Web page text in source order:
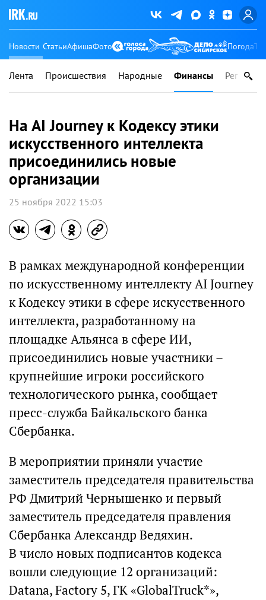
Новости СтатьиАфишаФото Погода
Лента Происшествия Народные Финансы Регионы
На AI Journey к Кодексу этики
искусственного интеллекта
присоединились новые
организации
25 ноября 2022 15:03
В рамках международной конференции
по искусственному интеллекту AI Journey
к Кодексу этики в сфере искусственного
интеллекта, разработанному на
площадке Альянса в сфере ИИ,
присоединились новые участники –
крупнейшие игроки российского
технологического рынка, сообщает
пресс-служба Байкальского банка
Сбербанка.
В мероприятии приняли участие
заместитель председателя правительства
РФ Дмитрий Чернышенко и первый
заместитель председателя правления
Сбербанка Александр Ведяхин.
В число новых подписантов кодекса
вошли следующие 12 организаций:
Datanа, Factory 5, ГК «GlobalTruck*»,